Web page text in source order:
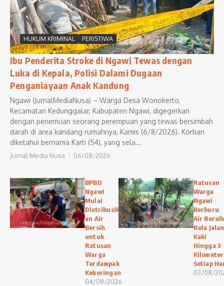
HUKUM KRIMINAL PERISTIWA
Ibu Penderita Stroke di Ngawi Tewas dengan
Luka di Kepala, Polisi Dalami Dugaan
Penganiayaan Anak Kandung
Ngawi (JurnalMediaNusa) – Warga Desa Wonokerto,
Kecamatan Kedunggalar, Kabupaten Ngawi, digegerkan
dengan penemuan seorang perempuan yang tewas bersimbah
darah di area kandang rumahnya, Kamis (6/8/2026). Korban
diketahui bernama Karti (54), yang sela...
Jurnal Media Nusa 06/08/2026
BPBD
Ngawi
Mulai
Distribusik
an Air
Bersih
untuk
Ratusan
Warga
Terdampak
Kekeringan
04/08/2026
Ratusan
Warga
Ngawi
Berburu
Air
Rela Jalan
Kaki
Hingga 3
Kilometer
Setiap
03/08/